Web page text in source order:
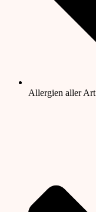
Allergien aller Art